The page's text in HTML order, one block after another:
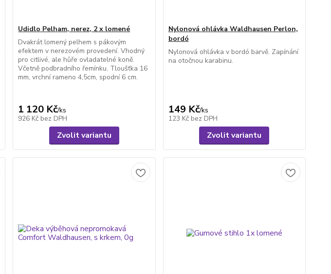
Udidlo Pelham, nerez, 2 x lomené
Dvakrát lomený pelhem s pákovým
efektem v nerezovém provedení. Vhodný
pro citlivé, ale hůře ovladatelné koně.
Včetně podbradního řemínku. Tloušťka 16
mm, vrchní rameno 4,5cm, spodní 6 cm.
1 120 Kč/ks
926 Kč bez DPH
Zvolit variantu
Nylonová ohlávka Waldhausen Perlon,
bordó
Nylonová ohlávka v bordó barvě. Zapínání
na otočnou karabinu.
149 Kč/ks
123 Kč bez DPH
Zvolit variantu